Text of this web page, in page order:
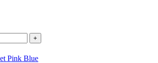
+
Pink Blue